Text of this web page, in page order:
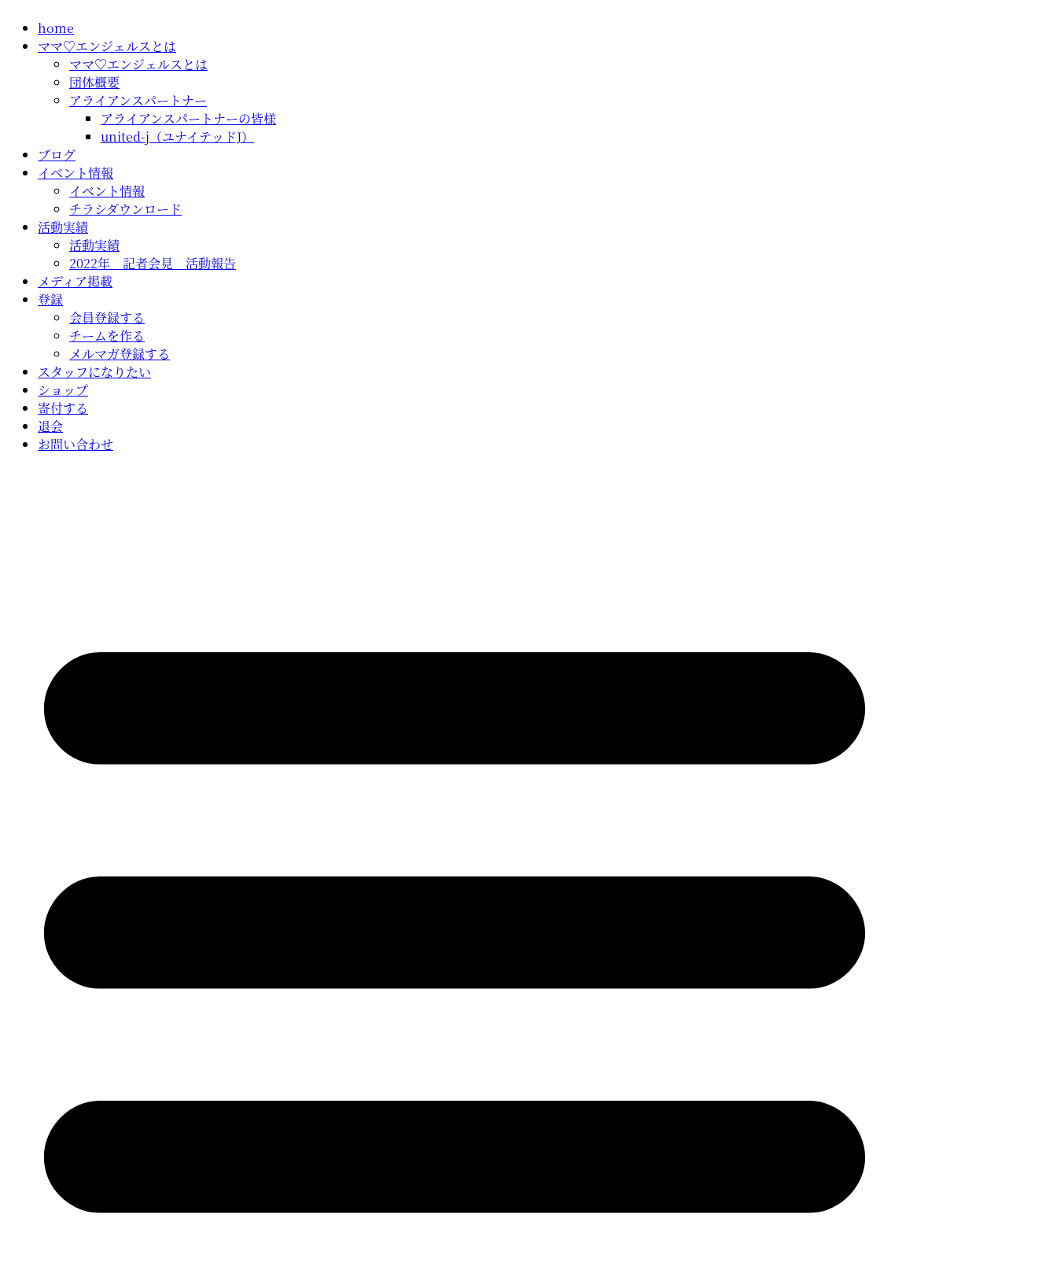
home
ママ♡エンジェルスとは
ママ♡エンジェルスとは
団体概要
アライアンスパートナー
アライアンスパートナーの皆様
united-j（ユナイテッドJ）
ブログ
イベント情報
イベント情報
チラシダウンロード
活動実績
活動実績
2022年 記者会見 活動報告
メディア掲載
登録
会員登録する
チームを作る
メルマガ登録する
スタッフになりたい
ショップ
寄付する
退会
お問い合わせ